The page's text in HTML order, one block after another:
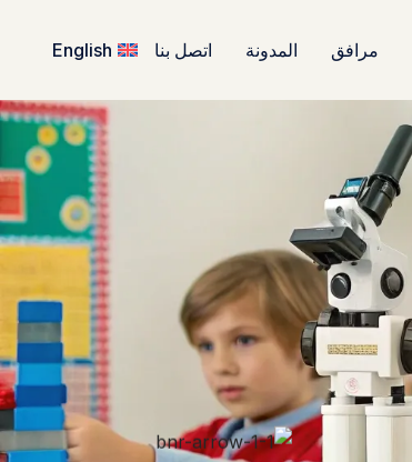
مرافق المدونة اتصل بنا English